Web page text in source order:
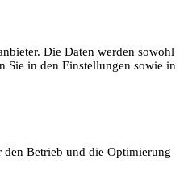
Die Daten werden sowohl
Sie in den Einstellungen sowie in
den Betrieb und die Optimierung